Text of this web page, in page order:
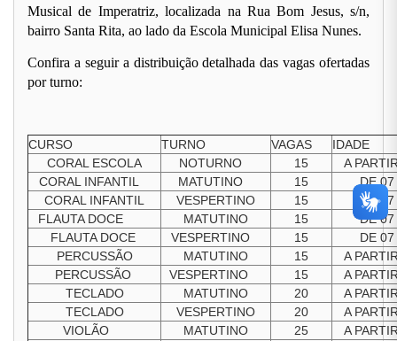
Musical de Imperatriz, localizada na Rua Bom Jesus, s/n,
bairro Santa Rita, ao lado da Escola Municipal Elisa Nunes.
Confira a seguir a distribuição detalhada das vagas ofertadas
por turno:
CURSO TURNO VAGAS
IDADE
CORAL ESCOLA
NOTURNO 15
A
CORAL INFANTIL
MATUTINO 15
DE 07
CORAL INFANTIL
VESPERTINO 15
DE 07
FLAUTA DOCE
MATUTINO 15
DE 07
FLAUTA DOCE
VESPERTINO 15
DE 07
PERCUSSÃO
MATUTINO 15
A
PERCUSSÃO
VESPERTINO 15
A
TECLADO
MATUTINO 20
A
TECLADO
VESPERTINO 20
A
VIOLÃO
MATUTINO 25
A